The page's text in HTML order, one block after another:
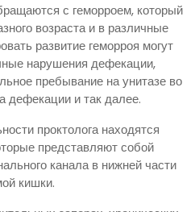
с геморроем, который
возраста и в различные
развитие геморроя могут
нарушения дефекации,
пребывание на унитазе во
дефекации и так далее.
проктолога находятся
представляют собой
канала в нижней части
кишки.